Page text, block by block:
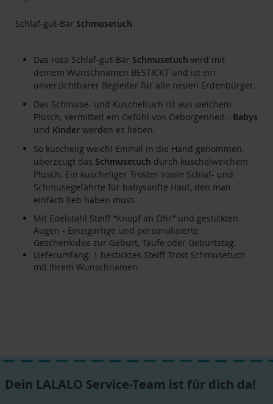
Schlaf-gut-Bär Schmusetuch
Das rosa Schlaf-gut-Bär Schmusetuch wird mit
deinem Wunschnamen BESTICKT und ist ein
unverzichtbarer Begleiter für alle neuen Erdenbürger.
Das Schmuse- und Kuscheltuch ist aus weichem
Plüsch, vermittelt ein Gefühl von Geborgenheit - Babys
und Kinder werden es lieben.
So kuschelig weich! Einmal in die Hand genommen,
überzeugt das Schmusetuch durch kuschelweichem
Plüsch. Ein kuscheliger Tröster sowie Schlaf- und
Schmusegefährte für babysanfte Haut, den man
einfach lieb haben muss.
Mit Edelstahl Steiff “Knopf im Ohr” und gestickten
Augen - Einzigartige und personalisierte
Geschenkidee zur Geburt, Taufe oder Geburtstag.
Lieferumfang: 1 besticktes Steiff Trost Schmusetuch
mit Ihrem Wunschnamen.
springen
Dein LALALO Service-Team ist für dich da!